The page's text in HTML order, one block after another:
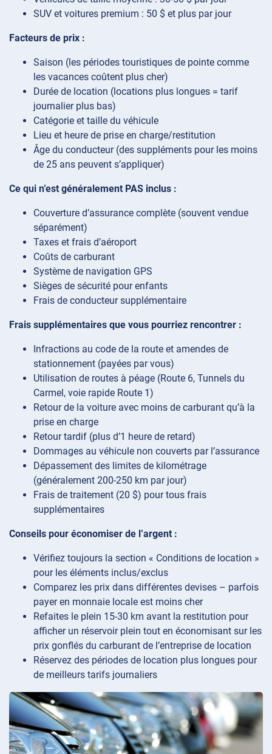
SUV et voitures premium : 50 $ et plus par jour
Facteurs de prix :
Saison (les périodes touristiques de pointe comme
les vacances coûtent plus cher)
Durée de location (locations plus longues = tarif
journalier plus bas)
Catégorie et taille du véhicule
Lieu et heure de prise en charge/restitution
Âge du conducteur (des suppléments pour les moins
de 25 ans peuvent s’appliquer)
Ce qui n’est généralement PAS inclus :
Couverture d’assurance complète (souvent vendue
séparément)
Taxes et frais d’aéroport
Coûts de carburant
Système de navigation GPS
Sièges de sécurité pour enfants
Frais de conducteur supplémentaire
Frais supplémentaires que vous pourriez rencontrer :
Infractions au code de la route et amendes de
stationnement (payées par vous)
Utilisation de routes à péage (Route 6, Tunnels du
Carmel, voie rapide Route 1)
Retour de la voiture avec moins de carburant qu’à la
prise en charge
Retour tardif (plus d’1 heure de retard)
Dommages au véhicule non couverts par l’assurance
Dépassement des limites de kilométrage
(généralement 200-250 km par jour)
Frais de traitement (20 $) pour tous frais
supplémentaires
Conseils pour économiser de l’argent :
Vérifiez toujours la section « Conditions de location »
pour les éléments inclus/exclus
Comparez les prix dans différentes devises – parfois
payer en monnaie locale est moins cher
Refaites le plein 15-30 km avant la restitution pour
afficher un réservoir plein tout en économisant sur les
prix gonflés du carburant de l’entreprise de location
Réservez des périodes de location plus longues pour
de meilleurs tarifs journaliers